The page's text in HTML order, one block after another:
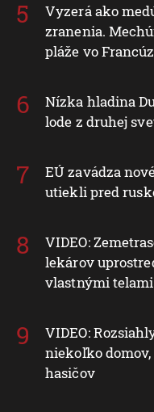
Vyzerá ako
zranenia.
pláže vo
Nízka hladina
lode z druhej
EÚ zavádza
utiekli pred
VIDEO:
lekárov
vlastnými telami
VIDEO:
niekoľko
hasičov